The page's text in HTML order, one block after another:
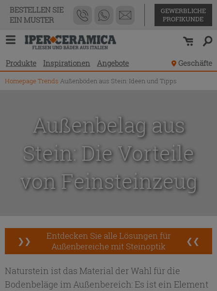
BESTELLEN SIE
EIN MUSTER
GEWERBLICHE
PROFIKUNDE
Produkte Inspirationen Angebote Geschäfte
HomepageTrends Außenböden aus Stein: Ideen und Tipps
Außenbelag aus
Stein: Die Vorteile
von Feinsteinzeug
❯❯
Entdecken Sie alle Lösungen für
Außenbereiche mit Steinoptik
❮❮
Naturstein ist das Material der Wahl für die
Bodenbeläge im Außenbereich: Es ist ein Element